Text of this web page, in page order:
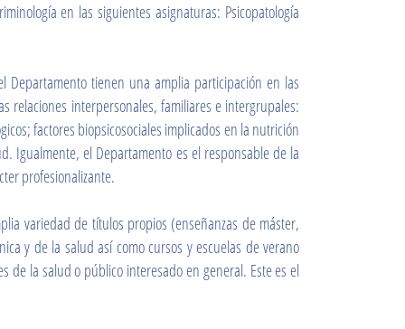
en las siguientes asignaturas: Psicopatología
Departamento tienen una amplia participación en las
relaciones interpersonales, familiares e intergrupales:
factores biopsicosociales implicados en la nutrición
Igualmente, el Departamento es el responsable de la
profesionalizante.
variedad de títulos propios (enseñanzas de máster,
y de la salud así como cursos y escuelas de verano
de la salud o público interesado en general. Este es el